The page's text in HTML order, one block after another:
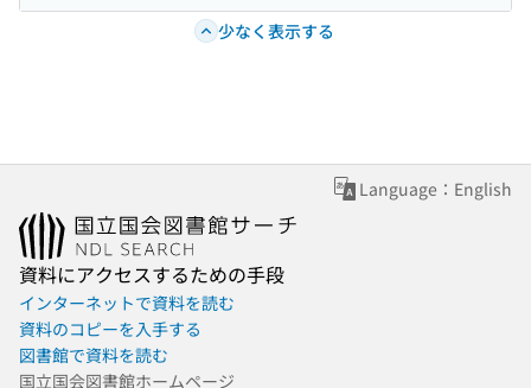
少なく表示する
Language：English
資料にアクセスするための手段
インターネットで資料を読む
資料のコピーを入手する
図書館で資料を読む
国立国会図書館ホームページ